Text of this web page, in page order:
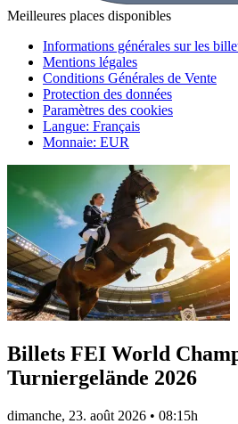
Meilleures places disponibles
Informations générales sur les
Mentions légales
Conditions Générales de Vente
Protection des données
Paramètres des cookies
Langue: Français
Monnaie: EUR
Billets FEI World
Turniergelände 2026
dimanche, 23. août 2026 • 08:15h